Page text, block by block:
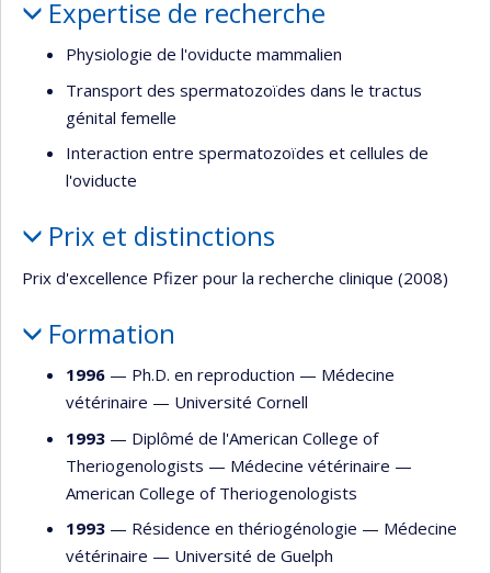
Expertise de recherche
Physiologie de l'oviducte mammalien
Transport des spermatozoïdes dans le tractus
génital femelle
Interaction entre spermatozoïdes et cellules de
l'oviducte
Prix et distinctions
Prix d'excellence Pfizer pour la recherche clinique (2008)
Formation
1996 — Ph.D. en reproduction — Médecine
vétérinaire — Université Cornell
1993 — Diplômé de l'American College of
Theriogenologists — Médecine vétérinaire —
American College of Theriogenologists
1993 — Résidence en thériogénologie — Médecine
vétérinaire — Université de Guelph